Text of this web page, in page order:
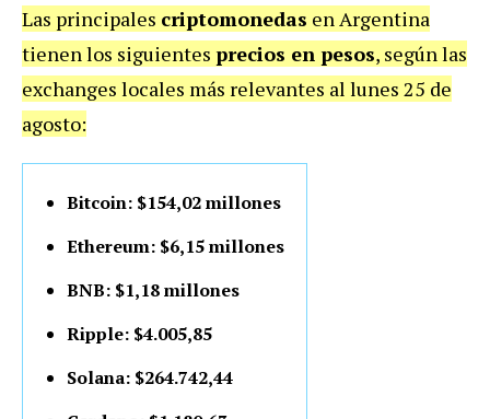
Las principales criptomonedas en Argentina
tienen los siguientes precios en pesos, según las
exchanges locales más relevantes al lunes 25 de
agosto:
Bitcoin: $154,02 millones
Ethereum: $6,15 millones
BNB: $1,18 millones
Ripple: $4.005,85
Solana: $264.742,44